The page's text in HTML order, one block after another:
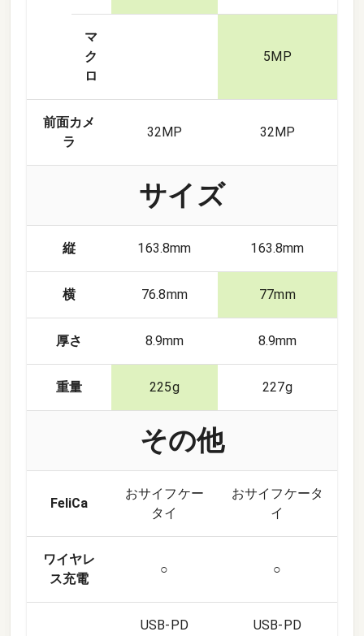
マ
ク
ロ
5 MP
前面カメ
ラ
32 MP 32 MP
サイズ
縦 163.8mm 163.8mm
横 76.8mm 77mm
厚さ 8.9mm 8.9mm
重量 225g 227g
その他
FeliCa
おサイフケー
タイ
おサイフケータ
イ
ワイヤレ
ス充電
○ ○
USB-PD
USB-PD